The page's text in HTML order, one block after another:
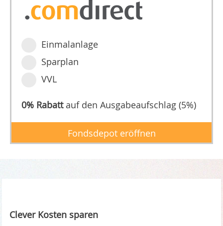
Einmalanlage
Sparplan
VVL
0% Rabattauf den Ausgabeaufschlag (5%)
Fondsdepot eröffnen
Clever Kosten sparen